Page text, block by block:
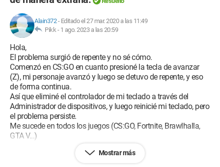
Alain372- Editado el 27 mar. 2020 a las 11:49
Pikk - 1 ago. 2023 a las 20:59
Hola,
El problema surgió de repente y no sé cómo.
Comenzó en CS:GO en cuanto presioné la tecla de avanzar
(Z), mi personaje avanzó y luego se detuvo de repente, y eso
de forma continua.
Así que eliminé el controlador de mi teclado a través del
Administrador de dispositivos, y luego reinicié mi teclado, pero
el problema persiste.
Me sucede en todos los juegos (CS:GO, Fortnite, Brawlhalla,
GTA V...)
Mostrar más